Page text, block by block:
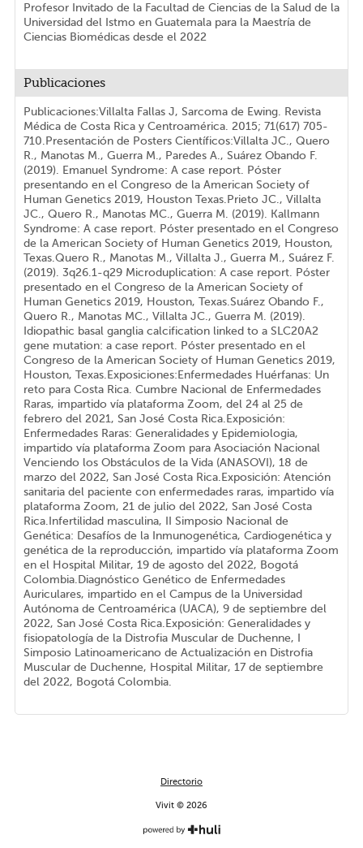
Profesor Invitado de la Facultad de Ciencias de la Salud de la
Universidad del Istmo en Guatemala para la Maestría de
Ciencias Biomédicas desde el 2022
Publicaciones
Publicaciones:Villalta Fallas J, Sarcoma de Ewing. Revista
Médica de Costa Rica y Centroamérica. 2015; 71(617) 705-
710.Presentación de Posters Científicos:Villalta JC., Quero
R., Manotas M., Guerra M., Paredes A., Suárez Obando F.
(2019). Emanuel Syndrome: A case report. Póster
presentando en el Congreso de la American Society of
Human Genetics 2019, Houston Texas.Prieto JC., Villalta
JC., Quero R., Manotas MC., Guerra M. (2019). Kallmann
Syndrome: A case report. Póster presentado en el Congreso
de la American Society of Human Genetics 2019, Houston,
Texas.Quero R., Manotas M., Villalta J., Guerra M., Suárez F.
(2019). 3q26.1-q29 Microduplication: A case report. Póster
presentado en el Congreso de la American Society of
Human Genetics 2019, Houston, Texas.Suárez Obando F.,
Quero R., Manotas MC., Villalta JC., Guerra M. (2019).
Idiopathic basal ganglia calcification linked to a SLC20A2
gene mutation: a case report. Póster presentado en el
Congreso de la American Society of Human Genetics 2019,
Houston, Texas.Exposiciones:Enfermedades Huérfanas: Un
reto para Costa Rica. Cumbre Nacional de Enfermedades
Raras, impartido vía plataforma Zoom, del 24 al 25 de
febrero del 2021, San José Costa Rica.Exposición:
Enfermedades Raras: Generalidades y Epidemiologia,
impartido vía plataforma Zoom para Asociación Nacional
Venciendo los Obstáculos de la Vida (ANASOVI), 18 de
marzo del 2022, San José Costa Rica.Exposición: Atención
sanitaria del paciente con enfermedades raras, impartido vía
plataforma Zoom, 21 de julio del 2022, San José Costa
Rica.Infertilidad masculina, II Simposio Nacional de
Genética: Desafíos de la Inmunogenética, Cardiogenética y
genética de la reproducción, impartido vía plataforma Zoom
en el Hospital Militar, 19 de agosto del 2022, Bogotá
Colombia.Diagnóstico Genético de Enfermedades
Auriculares, impartido en el Campus de la Universidad
Autónoma de Centroamérica (UACA), 9 de septiembre del
2022, San José Costa Rica.Exposición: Generalidades y
fisiopatología de la Distrofia Muscular de Duchenne, I
Simposio Latinoamericano de Actualización en Distrofia
Muscular de Duchenne, Hospital Militar, 17 de septiembre
del 2022, Bogotá Colombia.
Directorio
Vivit © 2026